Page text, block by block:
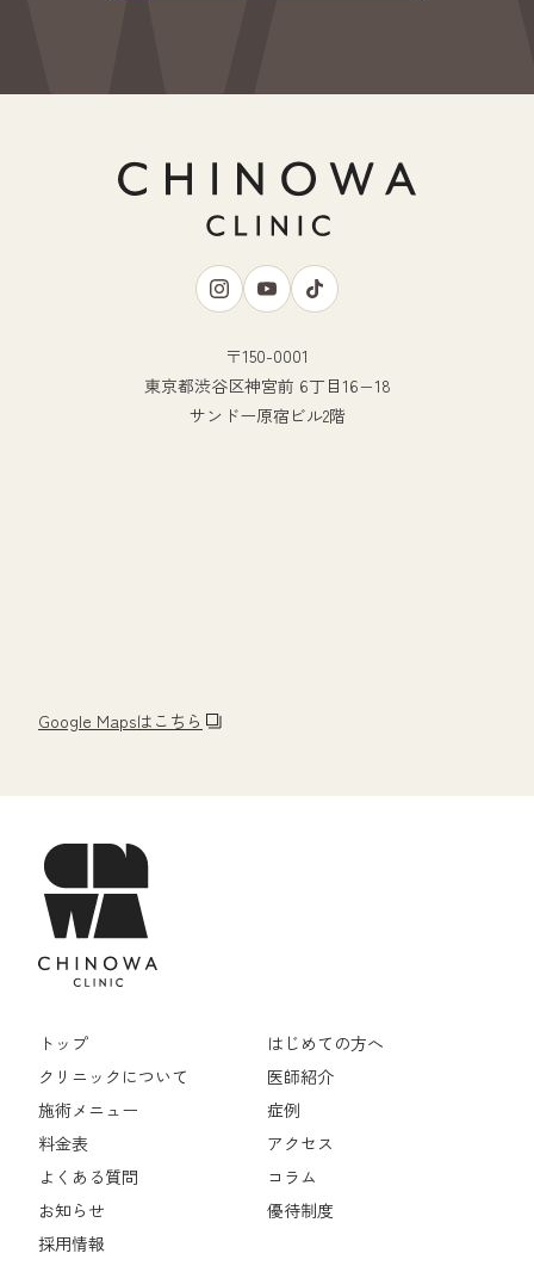
Google Mapsはこちら
〒150-0001
東京都渋谷区神宮前 6丁目16−18
サンドー原宿ビル2階
トップ
はじめての方へ
クリニックについて
医師紹介
施術メニュー
症例
料金表
アクセス
よくある質問
コラム
お知らせ
優待制度
採用情報